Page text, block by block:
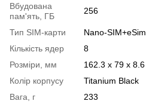
Вбудована
пам'ять, ГБ
256
Тип SIM-карти
Nano-SIM+eSim
Кількість ядер
8
Розміри, мм
162.3 x 79 x 8.6
Колір корпусу
Titanium Black
Вага, г
233